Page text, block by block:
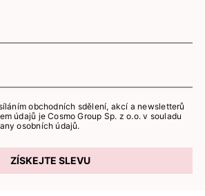
obchodních sdělení, akcí a newsletterů
údajů je Cosmo Group Sp. z o.o. v souladu
osobních údajů.
ZÍSKEJTE SLEVU